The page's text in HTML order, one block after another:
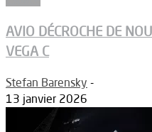
AVIO DÉCROCHE DE
VEGA C
Stefan Barensky -
13 janvier 2026